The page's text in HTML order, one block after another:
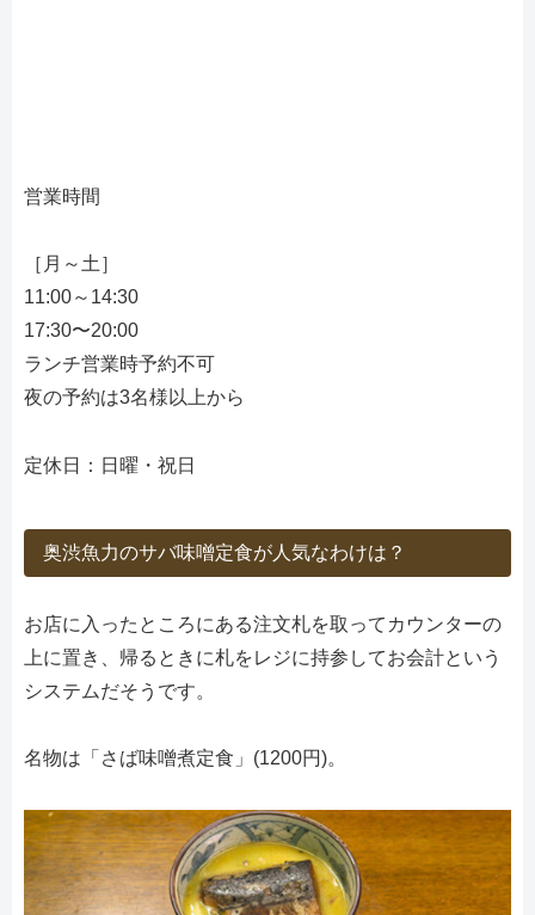
営業時間
［月～土］
11:00～14:30
17:30〜20:00
ランチ営業時予約不可
夜の予約は3名様以上から
定休日：日曜・祝日
奥渋魚力のサバ味噌定食が人気なわけは？
お店に入ったところにある注文札を取ってカウンターの
上に置き、帰るときに札をレジに持参してお会計という
システムだそうです。
名物は「さば味噌煮定食」(1200円)。